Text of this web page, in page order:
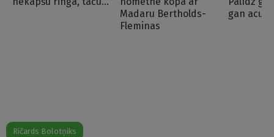
Madaru Bertholds-
Fleminas
gan acu
Ričards Bolotņiks